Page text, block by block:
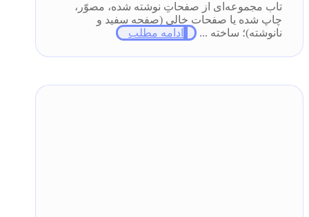
تاب مجموعه‌ای از صفحاتِ نوشته شده، مصوّر،
چاپ شده یا صفحات خالی (صفحه سفید و
نانوشته)؛ ساخته ...
ادامه مطلب